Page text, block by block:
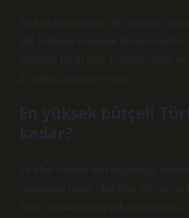
Türkler için oyun ve dizi izlemek
alır. Kadınlar romantik dizileri
dizilerini tercih eder. Üçüncü sırada
de haber izlemeyi severiz.
En yüksek bütçeli
kadar?
18 Mart zaferini tüm ihtişamıyla
çalışmanın ürünü olan film, 20 milyon
Türk sinemasının en pahalı filmi oldu.